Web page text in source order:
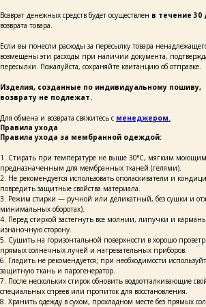
Возврат денежных средств будет осуществлен в течение 30
возврата товара.
Если вы понесли расходы за пересылку товара
возмещены эти расходы при наличии документа,
пересылки. Пожалуйста, сохраняйте квитанцию об отправке.
Изделия, созданные по индивидуальному пошиву,
возврату не подлежат.
Для обмена и возврата свяжитесь с менеджером.
Правила ухода
Правила ухода за мембранной одеждой:
1. Стирать при температуре не выше 30°C, мягким моющим
предназначенным для мембранных тканей (гелями).
2. Не рекомендуется использовать ополаскиватели и
повредить защитные свойства материала.
3. Режим стирки — ручной или деликатный, без сушки и
минимальных оборотах).
4. Перед стиркой застегнуть все молнии, липучки и
изнаночную сторону.
5. Сушить на горизонтальной поверхности в хорошо
прямых солнечных лучей и нагревательных приборов.
6. Гладить не рекомендуется; при необходимости
защитную ткань и парогенератор.
7. После нескольких стирок обновить водоотталкивающие
специальных спреев или пропиток для восстановления.
8. Хранить одежду в сухом, прохладном месте без прямых
политика конфиденциальности
публичная оферта
разработка сайта
Магазин:
ул. Березина 82д
Магазин работает
для брони времени